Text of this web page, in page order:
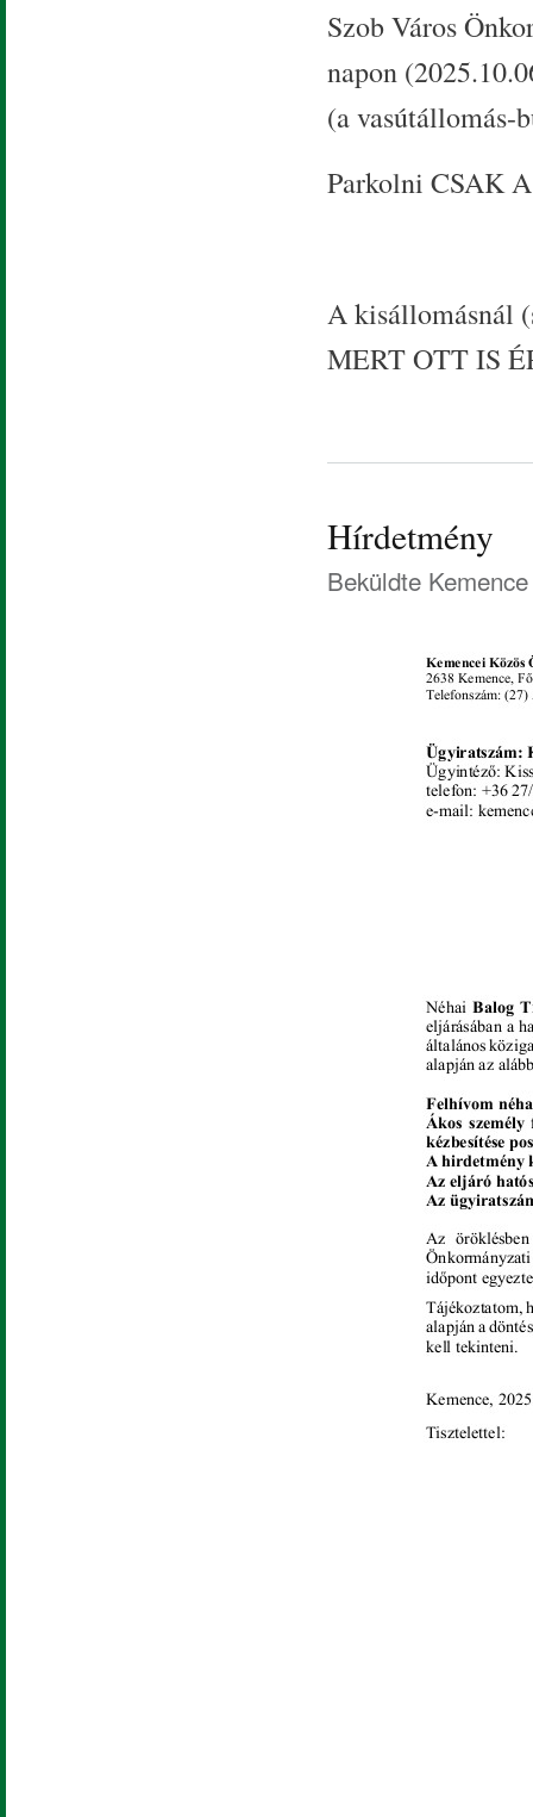
Szob Város
napon
(a vasútállomás-
Parkolni CSAK
A kisállomásnál
MERT OTT IS
Hírdetmény
Beküldte